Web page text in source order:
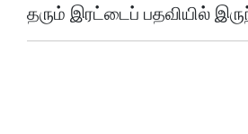
தரும் இரட்டைப் பதவியில்